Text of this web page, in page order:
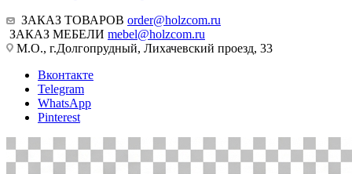
ЗАКАЗ ТОВАРОВ order@holzcom.ru
ЗАКАЗ МЕБЕЛИ mebel@holzcom.ru
М.О., г.Долгопрудный, Лихачевский проезд, 33
Вконтакте
Telegram
WhatsApp
Pinterest